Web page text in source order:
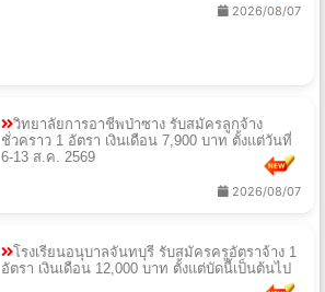
2026/08/07
วิทยาลัยการอาชีพป่าซาง รับสมัครลูกจ้าง
ชั่วคราว 1 อัตรา เงินเดือน 7,900 บาท ตั้งแต่วันที่
6-13 ส.ค. 2569
2026/08/07
โรงเรียนอนุบาลจันทบุรี รับสมัครครูอัตราจ้าง 1
อัตรา เงินเดือน 12,000 บาท ตั้งแต่บัดนี้เป็นต้นไป